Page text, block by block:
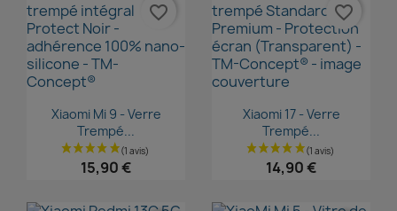
Aperçu rapide
Xiaomi Mi 9 - Verre
Trempé...
15,90 €
favorite_border
Aperçu rapide
Xiaomi 17 - Verre
Trempé...
14,90 €
favorite_border